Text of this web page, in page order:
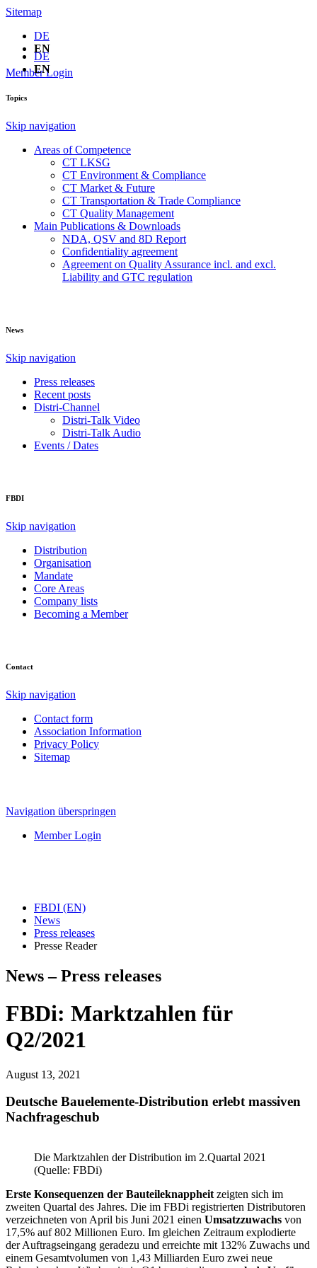
Sitemap
DE
EN
Member Login
DE
EN
Topics
Skip navigation
Areas of Competence
CT LKSG
CT Environment & Compliance
CT Market & Future
CT Transportation & Trade Compliance
CT Quality Management
Main Publications & Downloads
NDA, QSV and 8D Report
Confidentiality agreement
Agreement on Quality Assurance incl. and excl.
Liability and GTC regulation
News
Skip navigation
Press releases
Recent posts
Distri-Channel
Distri-Talk Video
Distri-Talk Audio
Events / Dates
FBDI
Skip navigation
Distribution
Organisation
Mandate
Core Areas
Company lists
Becoming a Member
Contact
Skip navigation
Contact form
Association Information
Privacy Policy
Sitemap
Navigation überspringen
Member Login
FBDI (EN)
News
Press releases
Presse Reader
News – Press releases
FBDi: Marktzahlen für
Q2/2021
August 13, 2021
Deutsche Bauelemente-Distribution erlebt massiven
Nachfrageschub
Die Marktzahlen der Distribution im 2.Quartal 2021
(Quelle: FBDi)
Erste Konsequenzen der Bauteileknappheit zeigten sich im
zweiten Quartal des Jahres. Die im FBDi registrierten Distributoren
verzeich­ne­ten von April bis Juni 2021 einen Umsatz­zu­wachs von
17,5% auf 802 Millionen Euro. Im gleichen Zeitraum explodierte
der Auftrags­ein­gang geradezu und erreichte mit 132% Zu­wachs und
einem Gesamtvolumen von 1,43 Milliarden Euro zwei neue